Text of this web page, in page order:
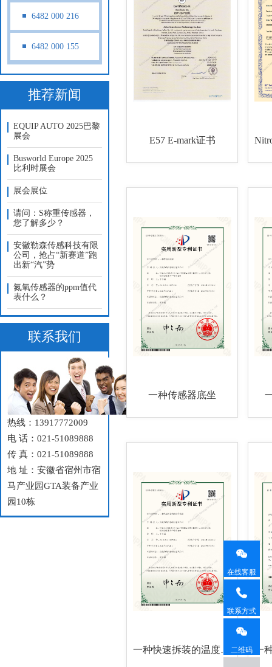
6482 000 216
6482 000 155
推荐新闻
EQUIP AUTO 2025巴黎
展会
Busworld Europe 2025
比利时展会
展会展位
请问：S称重传感器，
您了解多少？
安徽勒森传感科技有限
公司，抢占“新赛道”跑
出新“汽”势
氮氧传感器的ppm值代
表什么？
联系我们
热线：13917772009
电 话：021-51089888
传 真：021-51089888
地 址：安徽省宿州市宿
马产业园GTA装备产业
园10栋
E57 E-mark证书
一种传感器底坐
一种快速拆装的温度传感器
在线客服
联系方式
二维码